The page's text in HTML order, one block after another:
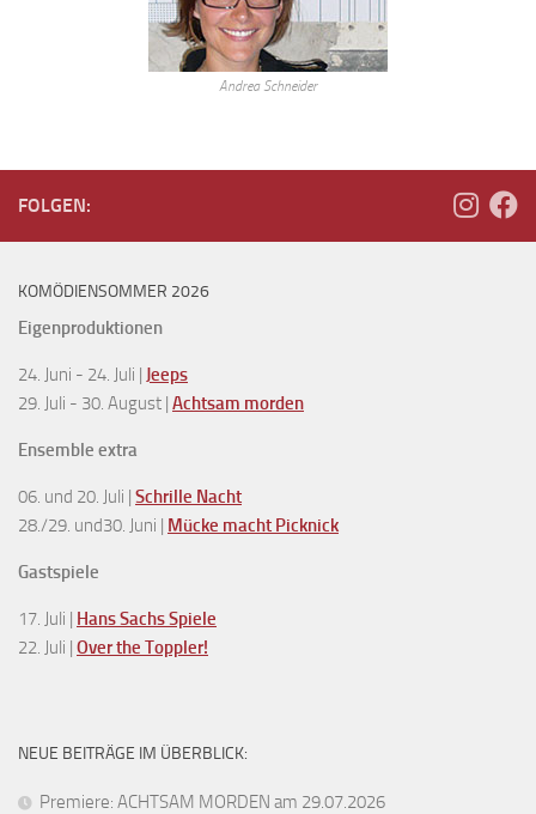
Andrea Schneider
FOLGEN:
KOMÖDIENSOMMER 2026
Eigenproduktionen
24. Juni - 24. Juli | Jeeps
29. Juli - 30. August | Achtsam morden
Ensemble extra
06. und 20. Juli | Schrille Nacht
28./29. und30. Juni | Mücke macht Picknick
Gastspiele
17. Juli | Hans Sachs Spiele
22. Juli | Over the Toppler!
NEUE BEITRÄGE IM ÜBERBLICK:
Premiere: ACHTSAM MORDEN am 29.07.2026